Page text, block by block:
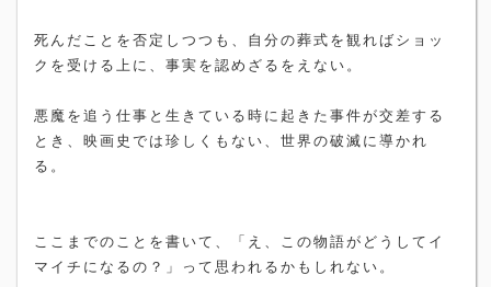
死んだことを否定しつつも、自分の葬式を観ればショッ
クを受ける上に、事実を認めざるをえない。
悪魔を追う仕事と生きている時に起きた事件が交差する
とき、映画史では珍しくもない、世界の破滅に導かれ
る。
ここまでのことを書いて、「え、この物語がどうしてイ
マイチになるの？」って思われるかもしれない。